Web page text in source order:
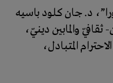
د. جان كلود باسيه
والمابين دينيّ،
المتبادل،